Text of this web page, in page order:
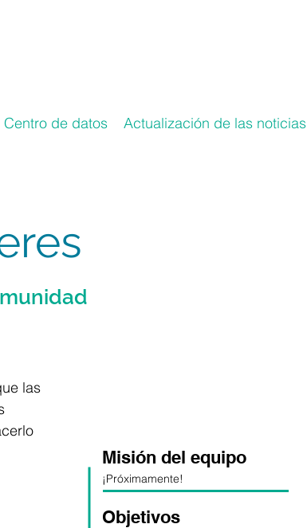
Centro de datos Actualización de las noticias
las
Misión del equipo
¡Próximamente!
Objetivos